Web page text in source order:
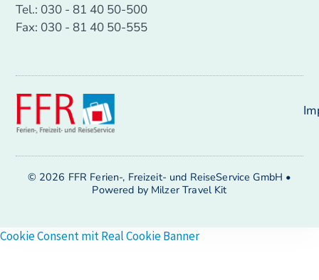
Tel.: 030 - 81 40 50-500
Fax: 030 - 81 40 50-555
© 2026 FFR Ferien-, Freizeit- und ReiseService GmbH •
Powered by Milzer Travel Kit
Cookie Consent mit Real Cookie Banner